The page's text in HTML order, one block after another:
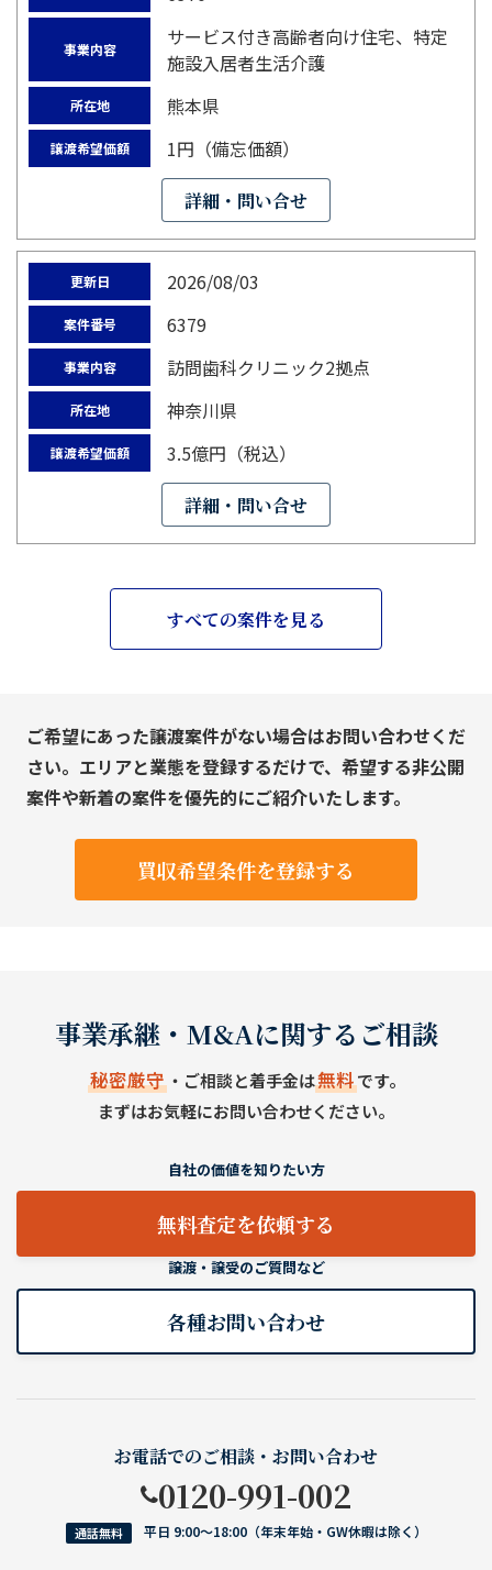
事業内容
サービス付き高齢者向け住宅、特定
施設入居者生活介護
所在地 熊本県
譲渡希望価額 1円（備忘価額）
詳細・問い合せ
更新日 2026/08/03
案件番号 6379
事業内容 訪問歯科クリニック2拠点
所在地 神奈川県
譲渡希望価額 3.5億円（税込）
詳細・問い合せ
すべての案件を見る
ご希望にあった譲渡案件がない場合はお問い合わせくだ
さい。エリアと業態を登録するだけで、希望する非公開
案件や新着の案件を優先的にご紹介いたします。
買収希望条件を登録する
事業承継・M&Aに関するご相談
秘密厳守・ご相談と着手金は無料です。
まずはお気軽にお問い合わせください。
自社の価値を知りたい方
無料査定を依頼する
譲渡・譲受のご質問など
各種お問い合わせ
お電話でのご相談・お問い合わせ
0120-991-002
通話無料 平日 9:00〜18:00（年末年始・GW休暇は除く）